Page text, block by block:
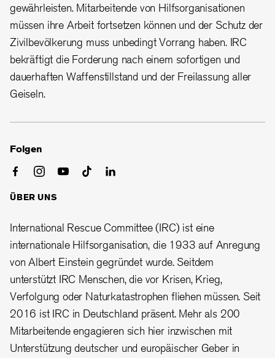
gewährleisten. Mitarbeitende von Hilfsorganisationen
müssen ihre Arbeit fortsetzen können und der Schutz der
Zivilbevölkerung muss unbedingt Vorrang haben. IRC
bekräftigt die Forderung nach einem sofortigen und
dauerhaften Waffenstillstand und der Freilassung aller
Geiseln.
Folgen
ÜBER UNS
International Rescue Committee (IRC) ist eine
internationale Hilfsorganisation, die 1933 auf Anregung
von Albert Einstein gegründet wurde. Seitdem
unterstützt IRC Menschen, die vor Krisen, Krieg,
Verfolgung oder Naturkatastrophen fliehen müssen. Seit
2016 ist IRC in Deutschland präsent. Mehr als 200
Mitarbeitende engagieren sich hier inzwischen mit
Unterstützung deutscher und europäischer Geber in